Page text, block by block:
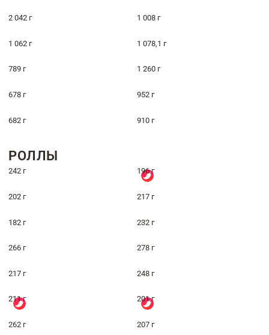
2 042 г 1 008 г
1 062 г 1 078,1 г
789 г 1 260 г
678 г 952 г
682 г 910 г
РОЛЛЫ
242 г 196 г
202 г 217 г
182 г 232 г
266 г 278 г
217 г 248 г
211 г 201 г
262 г 207 г